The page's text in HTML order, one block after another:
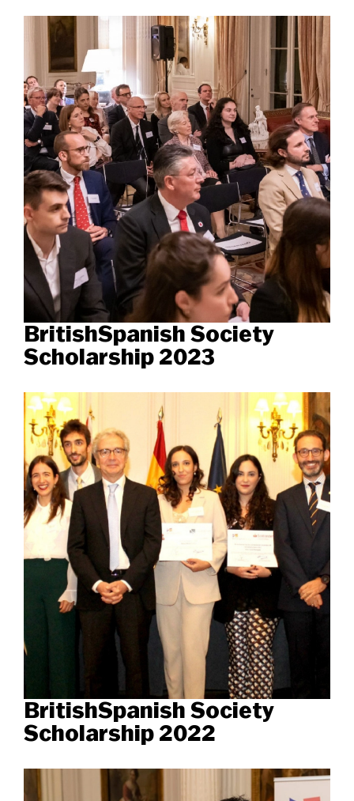
BritishSpanish Society
Scholarship 2023
BritishSpanish Society
Scholarship 2022